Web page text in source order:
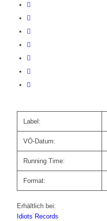
Label:
VÖ-Datum:
Running Time:
Format:
Erhältlich bei:
Idiots Records